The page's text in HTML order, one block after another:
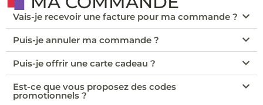
Vais-je recevoir une facture pour ma commande ?
Puis-je annuler ma commande ?
Puis-je offrir une carte cadeau ?
Est-ce que vous proposez des codes
promotionnels ?